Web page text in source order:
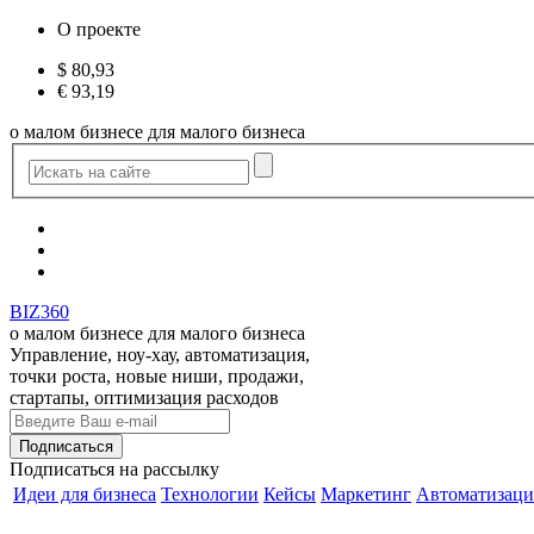
О проекте
$ 80,93
€ 93,19
о малом бизнесе для малого бизнеса
BIZ360
о малом бизнесе для малого бизнеса
Управление, ноу-хау, автоматизация,
точки роста, новые ниши, продажи,
стартапы, оптимизация расходов
Подписаться на рассылку
Идеи для бизнеса Технологии Кейсы Маркетинг